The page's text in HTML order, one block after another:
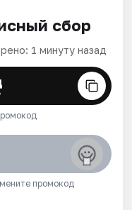
сбор
1 минуту назад
промокод